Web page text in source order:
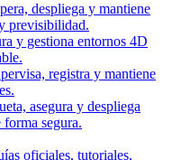
despliega y mantiene
previsibilidad.
y gestiona entornos 4D
registra y mantiene
asegura y despliega
segura.
oficiales, tutoriales,